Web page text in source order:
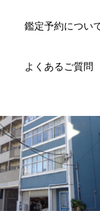
鑑定予約につい
よくあるご質問